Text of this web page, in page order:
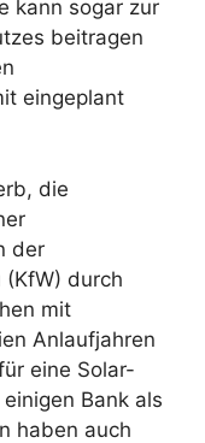
kann sogar zur
beitragen
eingeplant
die
der
durch
mit
Anlaufjahren
eine Solar-
Bank als
haben auch